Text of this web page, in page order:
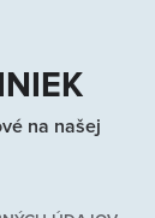
na našej